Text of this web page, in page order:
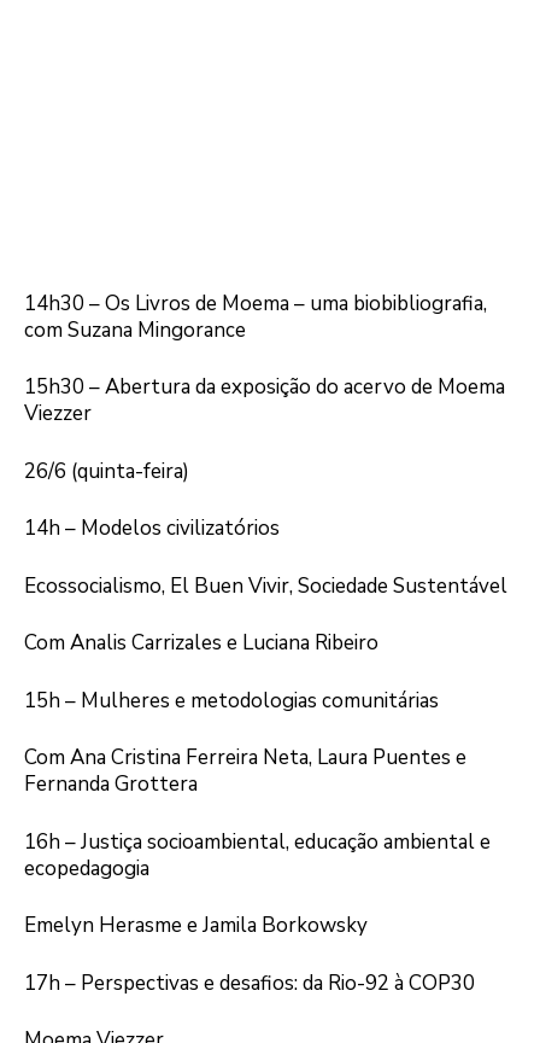
14h30 – Os Livros de Moema – uma biobibliografia,
com Suzana Mingorance
15h30 – Abertura da exposição do acervo de Moema
Viezzer
26/6 (quinta-feira)
14h – Modelos civilizatórios
Ecossocialismo, El Buen Vivir, Sociedade Sustentável
Com Analis Carrizales e Luciana Ribeiro
15h – Mulheres e metodologias comunitárias
Com Ana Cristina Ferreira Neta, Laura Puentes e
Fernanda Grottera
16h – Justiça socioambiental, educação ambiental e
ecopedagogia
Emelyn Herasme e Jamila Borkowsky
17h – Perspectivas e desafios: da Rio-92 à COP30